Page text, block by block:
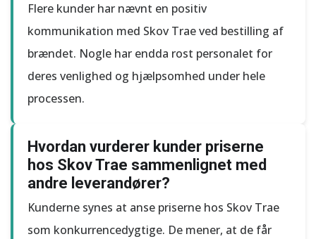
Flere kunder har nævnt en positiv
kommunikation med Skov Trae ved bestilling af
brændet. Nogle har endda rost personalet for
deres venlighed og hjælpsomhed under hele
processen.
Hvordan vurderer kunder priserne
hos Skov Trae sammenlignet med
andre leverandører?
Kunderne synes at anse priserne hos Skov Trae
som konkurrencedygtige. De mener, at de får